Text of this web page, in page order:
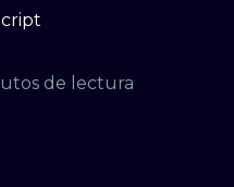
de lectura